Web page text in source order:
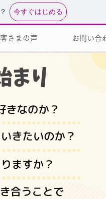
今すぐはじめる
さまの声 お問い合